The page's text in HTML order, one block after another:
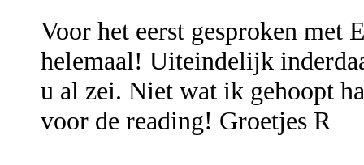
Voor het eerst gesproken met
helemaal! Uiteindelijk
u al zei. Niet wat ik gehoopt
voor de reading! Groetjes R